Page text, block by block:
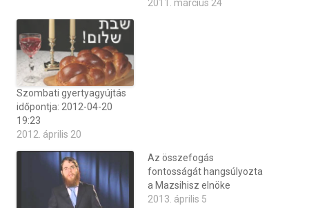
2011. március 24
Szombati gyertyagyújtás
időpontja: 2012-04-20
19:23
2012. április 20
Az összefogás
fontosságát hangsúlyozta
a Mazsihisz elnöke
2013. április 5